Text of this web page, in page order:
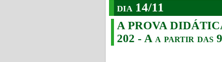
dia 14/11
A PROVA
202 - A a partir das